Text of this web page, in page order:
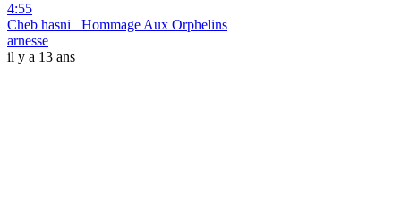
4:55
Cheb hasni _Hommage Aux Orphelins
arnesse
il y a 13 ans